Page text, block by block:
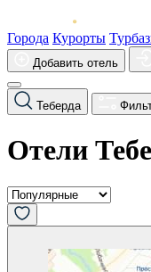
Города Курорты
Добавить отель
Теберда
Отели